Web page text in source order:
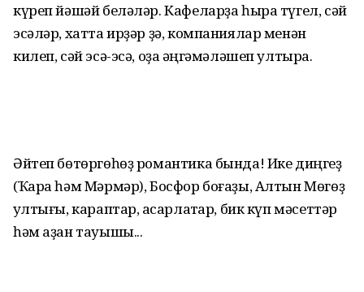
күреп йәшәй беләләр. Кафеларҙа һыра түгел, сәй
эсәләр, хатта ирҙәр ҙә, компаниялар менән
килеп, сәй эсә-эсә, оҙаҡ әңгәмәләшеп ултыра.
Әйтеп бөтөргөһөҙ романтика бында! Ике диңгеҙ
(Ҡара һәм Мәр­мәр), Босфор боғаҙы, Алтын Мөгөҙ
ҡул­тығы, караптар, аҡсарлаҡтар, бик күп мәсеттәр
һәм аҙан тауышы...